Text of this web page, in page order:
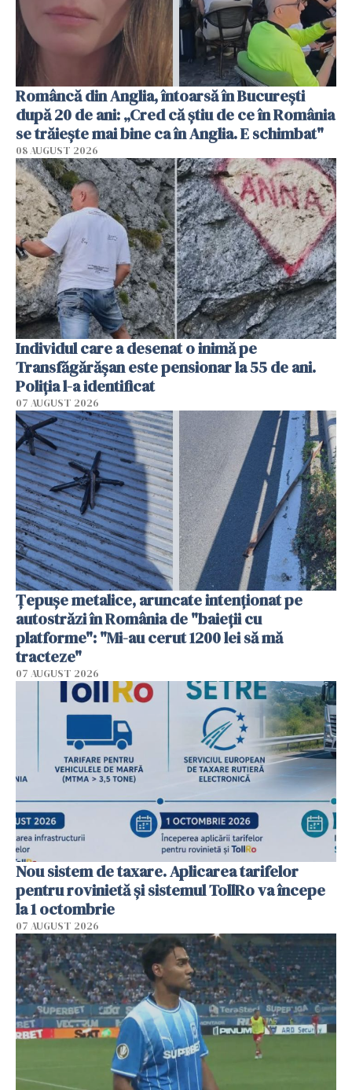
Româncă din Anglia, întoarsă în București
după 20 de ani: „Cred că știu de ce în România
se trăiește mai bine ca în Anglia. E schimbat"
08 AUGUST 2026
Individul care a desenat o inimă pe
Transfăgărășan este pensionar la 55 de ani.
Poliția l-a identificat
07 AUGUST 2026
Țepușe metalice, aruncate intenționat pe
autostrăzi în România de "baieții cu
platforme": "Mi-au cerut 1200 lei să mă
tracteze"
07 AUGUST 2026
Nou sistem de taxare. Aplicarea tarifelor
pentru rovinietă şi sistemul TollRo va începe
la 1 octombrie
07 AUGUST 2026